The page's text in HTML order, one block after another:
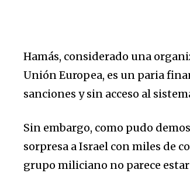
Hamás, considerado una
Unión Europea, es un paria
sanciones y sin acceso al
Sin embargo, como pudo
sorpresa a Israel con miles de
grupo miliciano no parece estar